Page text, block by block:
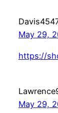
May 29,
https://
May 29,